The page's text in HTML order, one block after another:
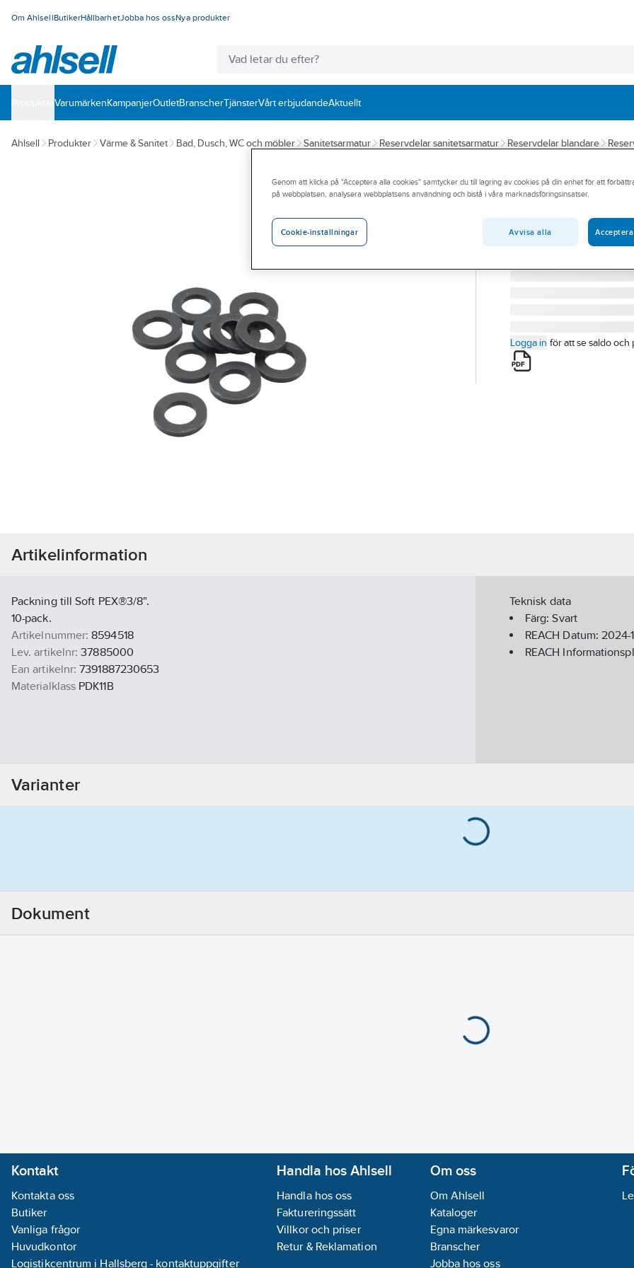
Om AhlsellButikerHållbarhetJobba hos ossNya produkter
VarumärkenKampanjerOutletBranscherTjänsterVårt erbjudandeAktuellt
Ahlsell Produkter Värme & Sanitet Bad, Dusch, WC och möbler Sanitetsarmatur Reservdelar sanitetsarmatur Reservdelar blandare
FMM
Planpackning
FMM PACKNING FÖR
Artikelnummer:
8594518
37885000
Logga in för att se saldo och
Artikelinformation
Packning till Soft PEX®3/8".
10-pack.
Artikelnummer: 8594518
Lev. artikelnr: 37885000
Ean artikelnr: 7391887230653
Materialklass PDK11B
Teknisk data
Färg:Svart
REACH Datum:2024-
REACH
Varianter
Dokument
Kontakt
Kontakta oss
Butiker
Vanliga frågor
Huvudkontor
Logistikcentrum i Hallsberg - kontaktuppgifter
Handla hos Ahlsell
Handla hos oss
Faktureringssätt
Villkor och priser
Retur & Reklamation
Om oss
Om Ahlsell
Kataloger
Egna märkesvaror
Branscher
Jobba hos oss
Genom att klicka på "Acceptera alla cookies" samtycker du till lagring av cookies på din enhet för att
på webbplatsen, analysera webbplatsens användning och bistå i våra marknadsföringsinsatser.
Cookie-inställningar Avvisa alla